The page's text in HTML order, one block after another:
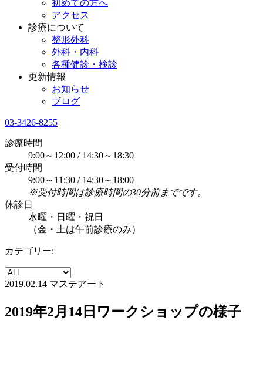
初めての方へ
アクセス
診療について
整形外科
外科・内科
各種健診・検診
更新情報
お知らせ
ブログ
03-3426-8255
診療時間
9:00～12:00 / 14:30～18:30
受付時間
9:00～11:30 / 14:30～18:00
※受付時間は診療時間の30分前までです。
休診日
水曜・日曜・祝日
（金・土は午前診療のみ）
カテゴリー:
2019.02.14 マステアート
2019年2月14日ワークショップの様子